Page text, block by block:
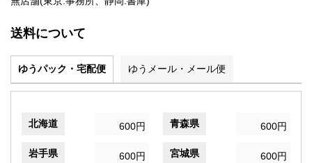
送料について
ゆうパック・宅配便 ゆうメール・メール便
北海道 600円 青森県 600円
岩手県 600円 宮城県 600円